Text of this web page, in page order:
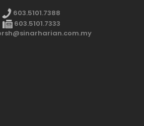
603.5101.7388
603.5101.7333